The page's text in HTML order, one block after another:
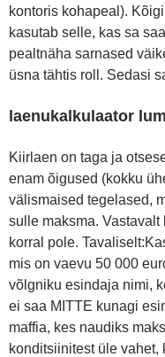
kontoris kohapeal).
kasutab selle, kas sa
pealtnäha sarnased
üsna tähtis roll. Sedasi
laenukalkulaator
Kiirlaen on taga ja
enam õigused (kokku
välismaised tegelased,
sulle maksma.
korral pole.
mis on vaevu 50 000
võlgniku esindaja nimi,
ei saa MITTE kunagi
maffia, kes naudiks
konditsiinitest üle